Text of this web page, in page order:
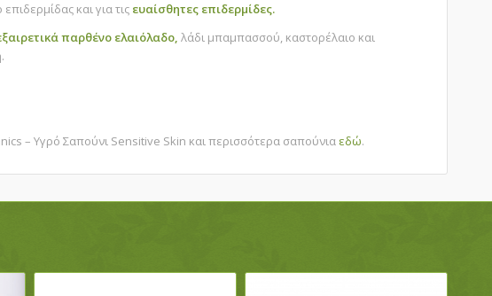
και για τις ευαίσθητες επιδερμίδες.
παρθένο ελαιόλαδο, λάδι μπαμπασσού, καστορέλαιο και
– Υγρό Σαπούνι Sensitive Skin και περισσότερα σαπούνια εδώ.